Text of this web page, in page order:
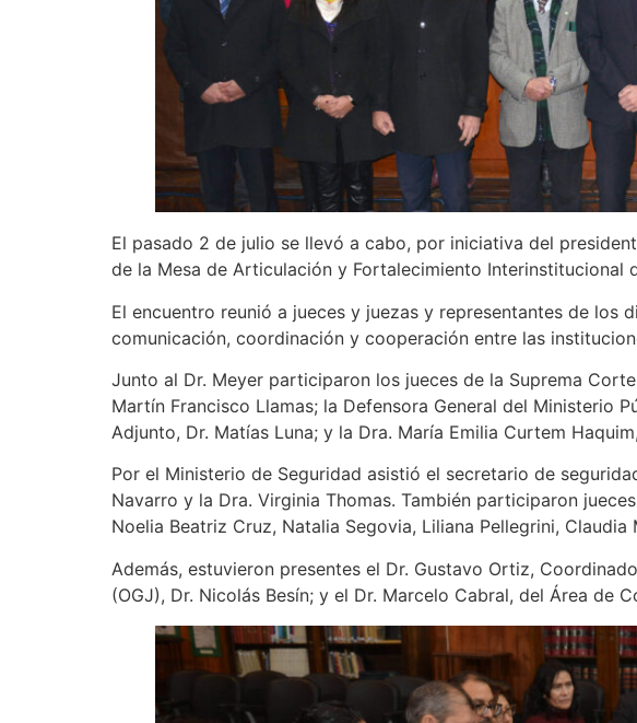
El pasado 2 de julio se llevó a cabo, por iniciativa del
de la Mesa de Articulación y Fortalecimiento Interinstitucional
El encuentro reunió a jueces y juezas y representantes de
comunicación, coordinación y cooperación entre las
Junto al Dr. Meyer participaron los jueces de la Suprema
Martín Francisco Llamas; la Defensora General del Ministerio
Adjunto, Dr. Matías Luna; y la Dra. María Emilia Curtem
Por el Ministerio de Seguridad asistió el secretario de
Navarro y la Dra. Virginia Thomas. También participaron
Noelia Beatriz Cruz, Natalia Segovia, Liliana Pellegrini,
Además, estuvieron presentes el Dr. Gustavo Ortiz,
(OGJ), Dr. Nicolás Besín; y el Dr. Marcelo Cabral, del Área de